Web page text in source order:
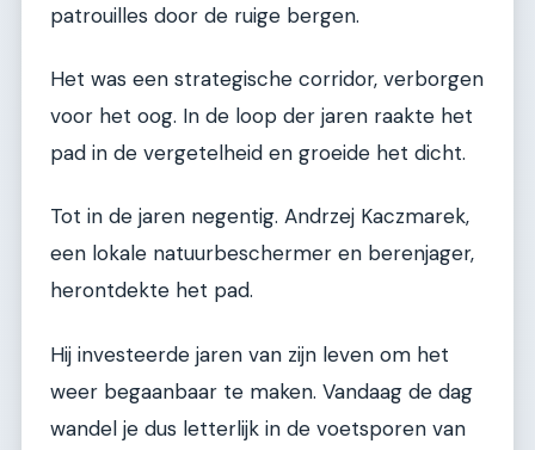
patrouilles door de ruige bergen.
Het was een strategische corridor, verborgen
voor het oog. In de loop der jaren raakte het
pad in de vergetelheid en groeide het dicht.
Tot in de jaren negentig. Andrzej Kaczmarek,
een lokale natuurbeschermer en berenjager,
herontdekte het pad.
Hij investeerde jaren van zijn leven om het
weer begaanbaar te maken. Vandaag de dag
wandel je dus letterlijk in de voetsporen van